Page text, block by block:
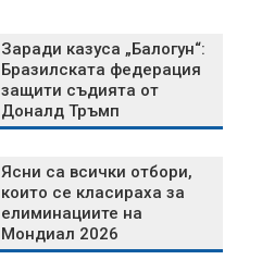
Заради казуса „Балогун“:
Бразилската федерация
защити съдията от
Доналд Тръмп
Ясни са всички отбори,
които се класираха за
елиминациите на
Мондиал 2026